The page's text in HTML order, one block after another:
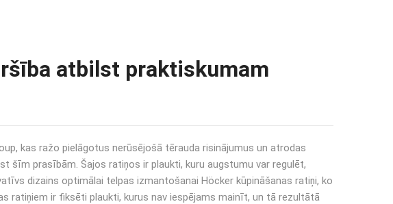
atbilst praktiskumam
kas ražo pielāgotus nerūsējošā tērauda risinājumus un atrodas
šīm prasībām. Šajos ratiņos ir plaukti, kuru augstumu var regulēt,
dizains optimālai telpas izmantošanai Höcker kūpināšanas ratiņi, ko
ratiņiem ir fiksēti plaukti, kurus nav iespējams mainīt, un tā rezultātā